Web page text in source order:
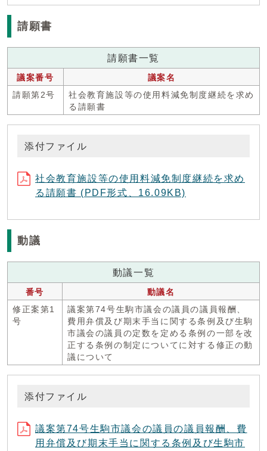
請願書
請願書一覧
議案番号
議案名
請願第2号
社会教育施設等の使用料減免制度継続を求め
る請願書
添付ファイル
社会教育施設等の使用料減免制度継続を求め
る請願書 (PDF形式、16.09KB)
動議
動議一覧
番号
動議名
修正案第1
号
議案第74号生駒市議会の議員の議員報酬、
費用弁償及び期末手当に関する条例及び生駒
市議会の議員の定数を定める条例の一部を改
正する条例の制定についてに対する修正の動
議について
添付ファイル
議案第74号生駒市議会の議員の議員報酬、費
用弁償及び期末手当に関する条例及び生駒市